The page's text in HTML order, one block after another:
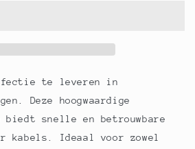
te leveren in
Deze hoogwaardige
biedt snelle en betrouwbare
kabels. Ideaal voor zowel